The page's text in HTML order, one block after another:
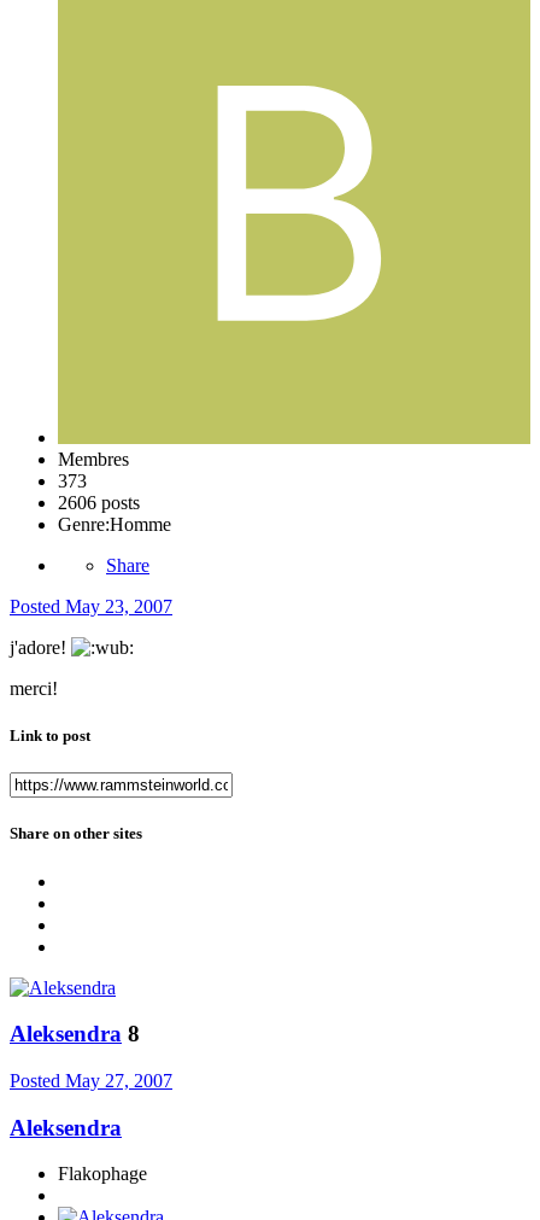
Membres
373
2606 posts
Genre:Homme
Share
Posted May 23, 2007
j'adore!
merci!
Link to post
Share on other sites
Aleksendra 8
Posted May 27, 2007
Aleksendra
Flakophage